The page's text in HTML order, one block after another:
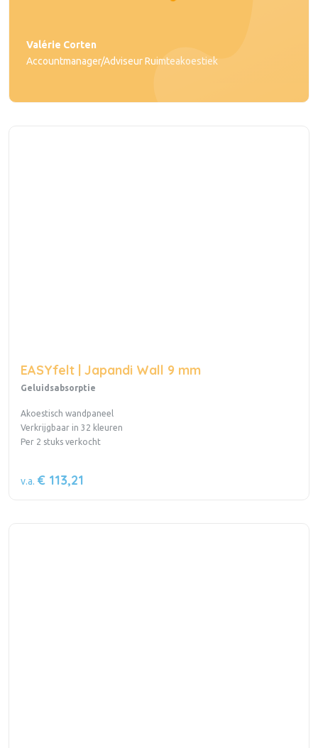
Valérie Corten
Accountmanager/Adviseur Ruimteakoestiek
EASYfelt | Japandi Wall 9 mm
Geluidsabsorptie
Akoestisch wandpaneel
Verkrijgbaar in 32 kleuren
Per 2 stuks verkocht
v.a. € 113,21